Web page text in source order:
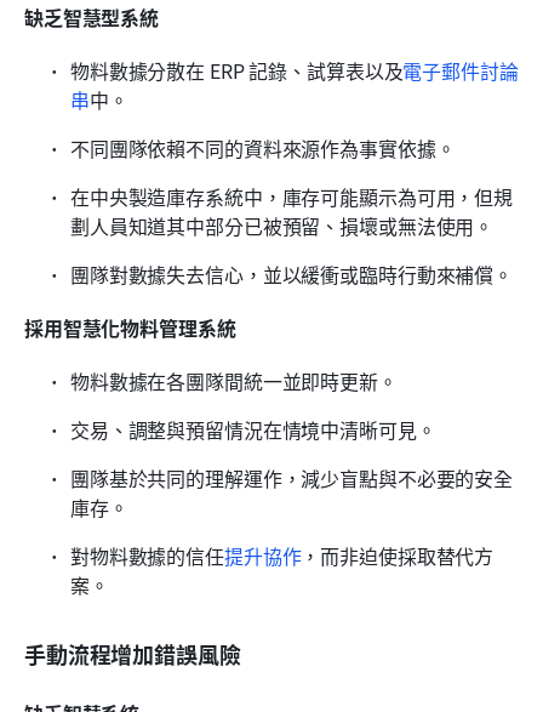
缺乏智慧型系統
物料數據分散在 ERP 記錄、試算表以及電子郵件討論
串中。
不同團隊依賴不同的資料來源作為事實依據。
在中央製造庫存系統中，庫存可能顯示為可用，但規
劃人員知道其中部分已被預留、損壞或無法使用。
團隊對數據失去信心，並以緩衝或臨時行動來補償。
採用智慧化物料管理系統
物料數據在各團隊間統一並即時更新。
交易、調整與預留情況在情境中清晰可見。
團隊基於共同的理解運作，減少盲點與不必要的安全
庫存。
對物料數據的信任提升協作，而非迫使採取替代方
案。
手動流程增加錯誤風險